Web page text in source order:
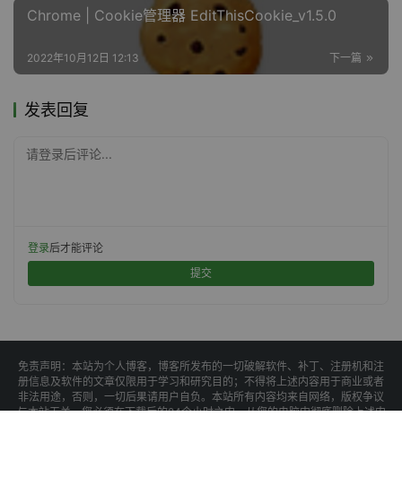
Chrome | Cookie管理器 EditThisCookie_v1.5.0
下一篇
2022年10月12日 12:13
发表回复
请登录后评论...
登录后才能评论
提交
免责声明：本站为个人博客，博客所发布的一切破解软件、补丁、注册机和注
册信息及软件的文章仅限用于学习和研究目的；不得将上述内容用于商业或者
非法用途，否则，一切后果请用户自负。本站所有内容均来自网络，版权争议
与本站无关，您必须在下载后的24个小时之内，从您的电脑中彻底删除上述内